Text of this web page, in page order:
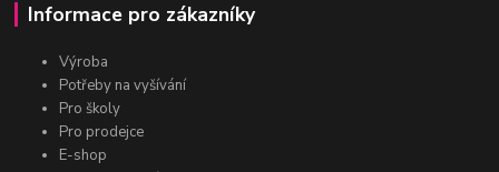
Informace pro zákazníky
Výroba
Potřeby na vyšívání
Pro školy
Pro prodejce
E-shop